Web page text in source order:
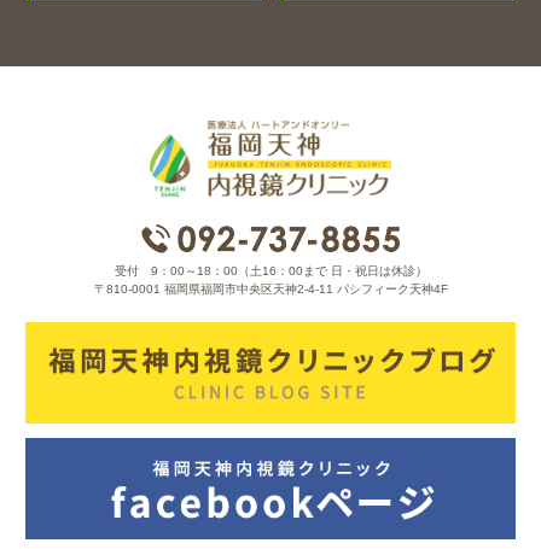
受付 9：00～18：00（土16：00まで 日・祝日は休診）
〒810-0001 福岡県福岡市中央区天神2-4-11 パシフィーク天神4F